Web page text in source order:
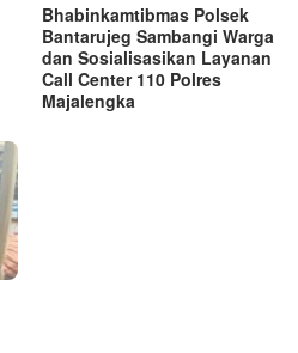
Bhabinkamtibmas Polsek
Bantarujeg Sambangi Warga
dan Sosialisasikan Layanan
Call Center 110 Polres
Majalengka